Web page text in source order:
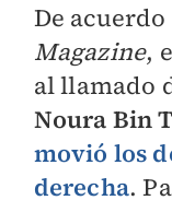
De
Magazine,
al llamado
Noura Bin
movió los
derecha.